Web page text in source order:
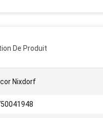
De Produit
Nixdorf